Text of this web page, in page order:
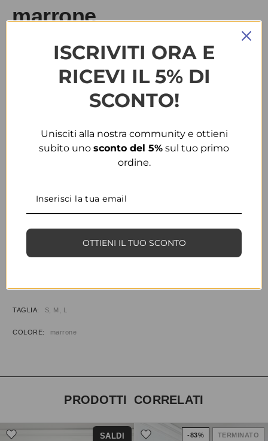
marrone
€28.00
€10.00
COLORE
COD:
TAGLIA S, M, L
COLORE marrone
PRODOTTI CORRELATI
SALDI -83% TERMINATO
ISCRIVITI ORA E
RICEVI IL 5% DI
SCONTO!
Unisciti alla nostra community e ottieni
subito uno sconto del 5% sul tuo primo
ordine.
OTTIENI IL TUO SCONTO